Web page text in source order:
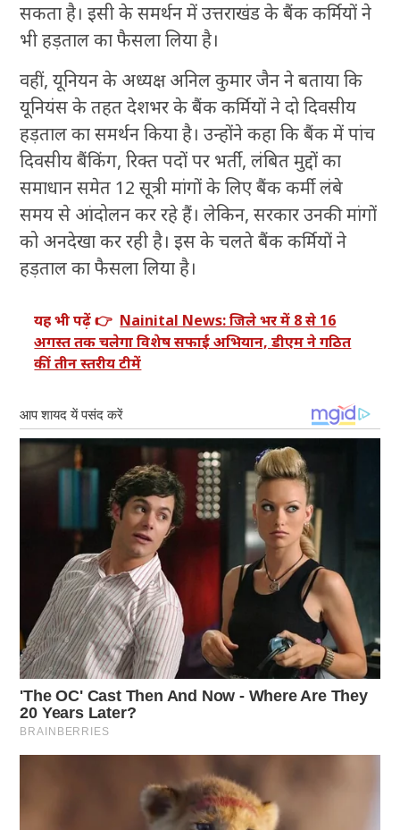
सकता है। इसी के समर्थन में उत्तराखंड के बैंक कर्मियों ने
भी हड़ताल का फैसला लिया है।
वहीं, यूनियन के अध्यक्ष अनिल कुमार जैन ने बताया कि
यूनियंस के तहत देशभर के बैंक कर्मियों ने दो दिवसीय
हड़ताल का समर्थन किया है। उन्होंने कहा कि बैंक में पांच
दिवसीय बैंकिंग, रिक्त पदों पर भर्ती, लंबित मुद्दों का
समाधान समेत 12 सूत्री मांगों के लिए बैंक कर्मी लंबे
समय से आंदोलन कर रहे हैं। लेकिन, सरकार उनकी मांगों
को अनदेखा कर रही है। इस के चलते बैंक कर्मियों ने
हड़ताल का फैसला लिया है।
यह भी पढ़ें 👉 Nainital News: जिले भर में 8 से 16
अगस्त तक चलेगा विशेष सफाई अभियान, डीएम ने गठित
कीं तीन स्तरीय टीमें